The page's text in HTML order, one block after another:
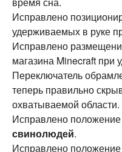
Исправлено
удерживаемых в руке
Исправлено
магазина Minecraft при
Переключатель
теперь правильно
охватываемой области.
Исправлено положение
свинолюдей.
Исправлено